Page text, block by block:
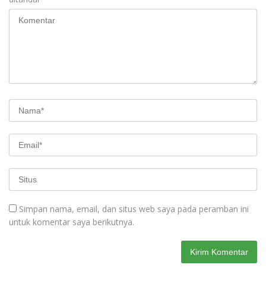
Simpan nama, email, dan situs web saya pada peramban ini
untuk komentar saya berikutnya.